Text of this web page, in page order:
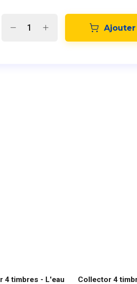
Ajouter
4 timbres - L'eau
Collector 4